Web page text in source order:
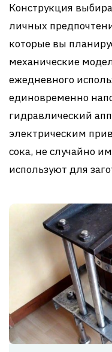
Конструкция
личных
которые вы
механические
ежедневного
единовременно
гидравлический
электрическим
сока, не случайно
используют для